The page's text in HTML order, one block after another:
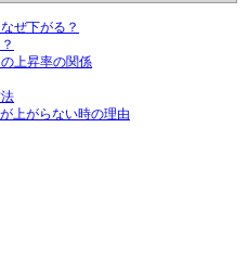
ぜ下がる？
上昇率の関係
上がらない時の理由